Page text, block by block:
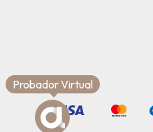
Probador Virtual